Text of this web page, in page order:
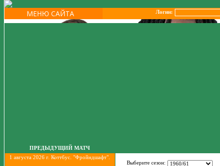
МЕНЮ САЙТА Логин:
ПРЕДЫДУЩИЙ МАТЧ
1 августа 2026 г. Коттбус. "Фройндшафт".
Выберите сезон: